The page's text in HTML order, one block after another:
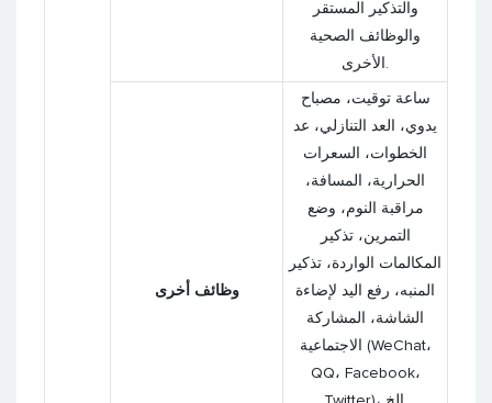
والتذكير المستقر
والوظائف الصحية
الأخرى.
وظائف أخرى
ساعة توقيت، مصباح
يدوي، العد التنازلي، عد
الخطوات، السعرات
الحرارية، المسافة،
مراقبة النوم، وضع
التمرين، تذكير
المكالمات الواردة، تذكير
المنبه، رفع اليد لإضاءة
الشاشة، المشاركة
الاجتماعية (WeChat،
QQ، Facebook،